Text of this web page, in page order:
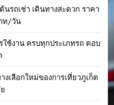
รถเช่า เดินทางสะดวก ราคา
ท/วัน
ช้งาน ครบทุกประเภทรถ ตอบ
เลือกใหม่ของการเที่ยวภูเก็ต